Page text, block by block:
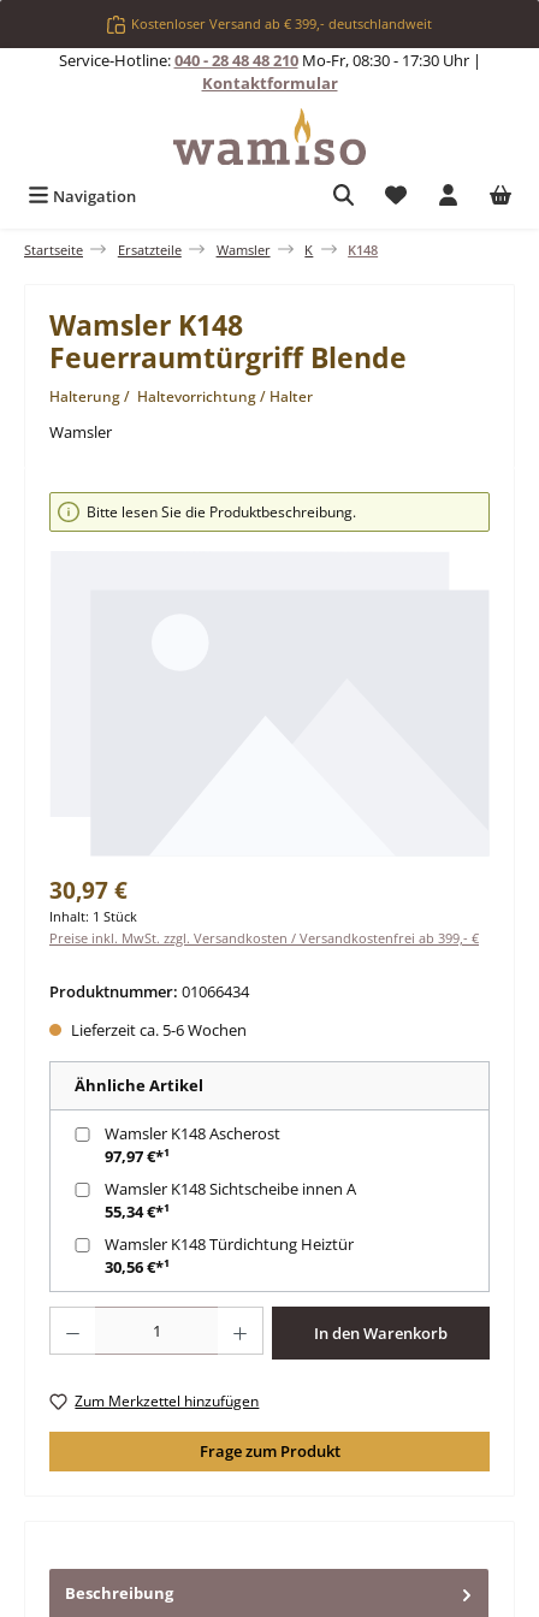
Zum Hauptinhalt springenKostenloser Versand ab € 399,- deutschlandweit
Service-Hotline:040 - 28 48 48 210Mo-Fr, 08:30 - 17:30 Uhr |
Kontaktformular
Navigation Du hast 0
Startseite Ersatzteile Wamsler K K148
Wamsler K148
Feuerraumtürgriff Blende
Halterung / Haltevorrichtung / Halter
Wamsler
Bildergalerie überspringen
Bitte lesen Sie die Produktbeschreibung.
Regulärer Preis:
30,97 €
Inhalt: 1 Stück
Preise inkl. MwSt. zzgl. Versandkosten / Versandkostenfrei ab 399,- €
Produktnummer: 01066434
Lieferzeit ca. 5-6 Wochen
Ähnliche Artikel
Wamsler K148 Ascherost
97,97 €*¹
Wamsler K148 Sichtscheibe innen A
55,34 €*¹
Wamsler K148 Türdichtung Heiztür
30,56 €*¹
In den Warenkorb
Zum Merkzettel hinzufügen
Frage zum Produkt
Beschreibung